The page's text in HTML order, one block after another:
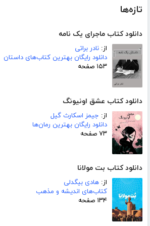
تازه‌ها
دانلود کتاب ماجرای یک نامه
از: نادر براتی
دانلود رایگان بهترین کتاب‌های داستان
۱۵۳ صفحه
دانلود کتاب عشق اونیونگ
از: جیمز اسکارث گیل
دانلود رایگان بهترین رمان‌ها
۷۳ صفحه
دانلود کتاب بت مولانا
از: هادی بیگدلی
کتاب‌های اندیشه و مذهب
۱۳۴ صفحه